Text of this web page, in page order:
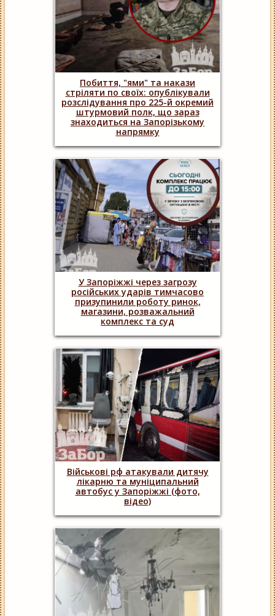
Побиття, "ями" та накази
стріляти по своїх: опублікували
розслідування про 225-й окремий
штурмовий полк, що зараз
знаходиться на Запорізькому
напрямку
У Запоріжжі через загрозу
російських ударів тимчасово
призупинили роботу ринок,
магазини, розважальний
комплекс та суд
Військові рф атакували дитячу
лікарню та муніципальний
автобус у Запоріжжі (фото,
відео)